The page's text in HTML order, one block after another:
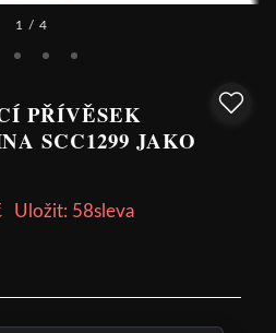
1 / 4
PŘÍVĚSEK
SCC1299 JAKO
Uložit: 58sleva